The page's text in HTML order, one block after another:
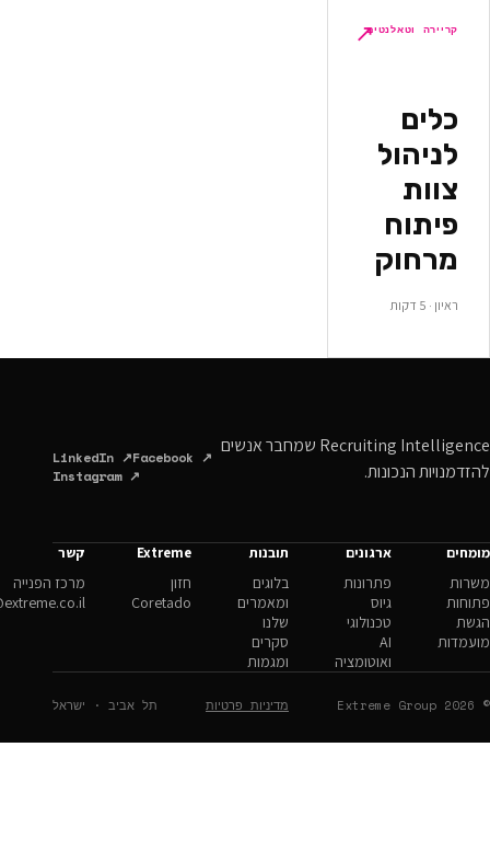
↗
Recruiting Intelligence שמחבר אנשים
LinkedIn ↗Facebook ↗
ארגונים
פתרונות
גיוס
טכנולוגי
AI
תובנות
בלוגים
ומאמרים
שלנו
סקרים
ומגמות
Extreme
חזון
Coretado
קשר
מרכז הפנייה
hello@extreme.co.il
מדיניות פרטיות תל אביב · ישראל